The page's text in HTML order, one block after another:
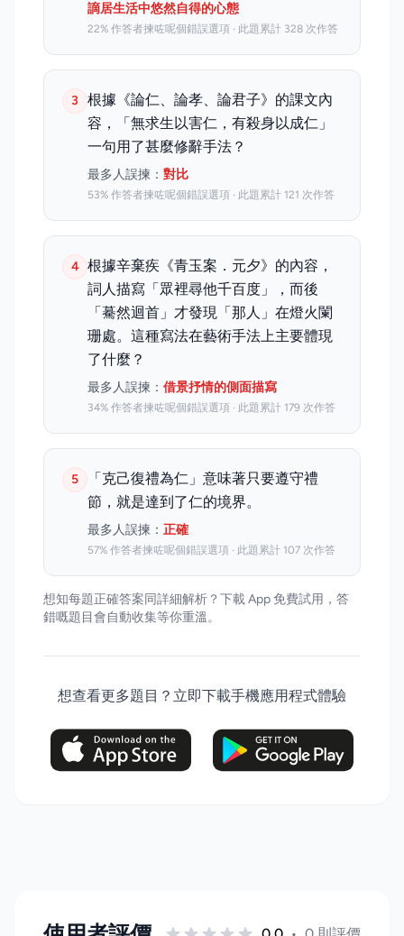
謫居生活中悠然自得的心態
22% 作答者揀咗呢個錯誤選項 · 此題累計 328 次作答
3
根據《論仁、論孝、論君子》的課文內
容，「無求生以害仁，有殺身以成仁」
一句用了甚麼修辭手法？
最多人誤揀： 對比
53% 作答者揀咗呢個錯誤選項 · 此題累計 121 次作答
4 根據辛棄疾《青玉案．元夕》的內容，
詞人描寫「眾裡尋他千百度」，而後
「驀然迴首」才發現「那人」在燈火闌
珊處。這種寫法在藝術手法上主要體現
了什麼？
最多人誤揀： 借景抒情的側面描寫
34% 作答者揀咗呢個錯誤選項 · 此題累計 179 次作答
5
「克己復禮為仁」意味著只要遵守禮
節，就是達到了仁的境界。
最多人誤揀： 正確
57% 作答者揀咗呢個錯誤選項 · 此題累計 107 次作答
想知每題正確答案同詳細解析？下載 App 免費試用，答
錯嘅題目會自動收集等你重溫。
想查看更多題目？立即下載手機應用程式體驗